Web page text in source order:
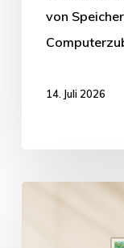
von
14. Juli 2026